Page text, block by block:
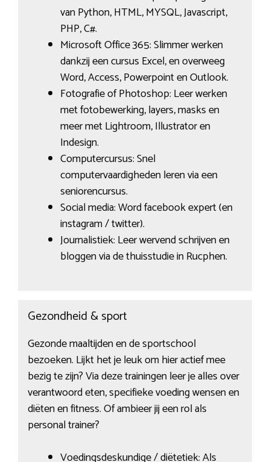
van Python, HTML, MYSQL, Javascript,
PHP, C#.
Microsoft Office 365: Slimmer werken
dankzij een cursus Excel, en overweeg
Word, Access, Powerpoint en Outlook.
Fotografie of Photoshop: Leer werken
met fotobewerking, layers, masks en
meer met Lightroom, Illustrator en
Indesign.
Computercursus: Snel
computervaardigheden leren via een
seniorencursus.
Social media: Word facebook expert (en
instagram / twitter).
Journalistiek: Leer wervend schrijven en
bloggen via de thuisstudie in Rucphen.
Gezondheid & sport
Gezonde maaltijden en de sportschool
bezoeken. Lijkt het je leuk om hier actief mee
bezig te zijn? Via deze trainingen leer je alles over
verantwoord eten, specifieke voeding wensen en
diëten en fitness. Of ambieer jij een rol als
personal trainer?
Voedingsdeskundige / diëtetiek: Als